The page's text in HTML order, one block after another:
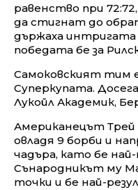
равенство при
да стигнат до
държаха интригата
победата бе за
Самоковският тим
Суперкупата.
Лукойл Академик,
Американецът Трей
овладя 9 борби и
чадъра, като бе
Сънародникът му
точки и бе най-